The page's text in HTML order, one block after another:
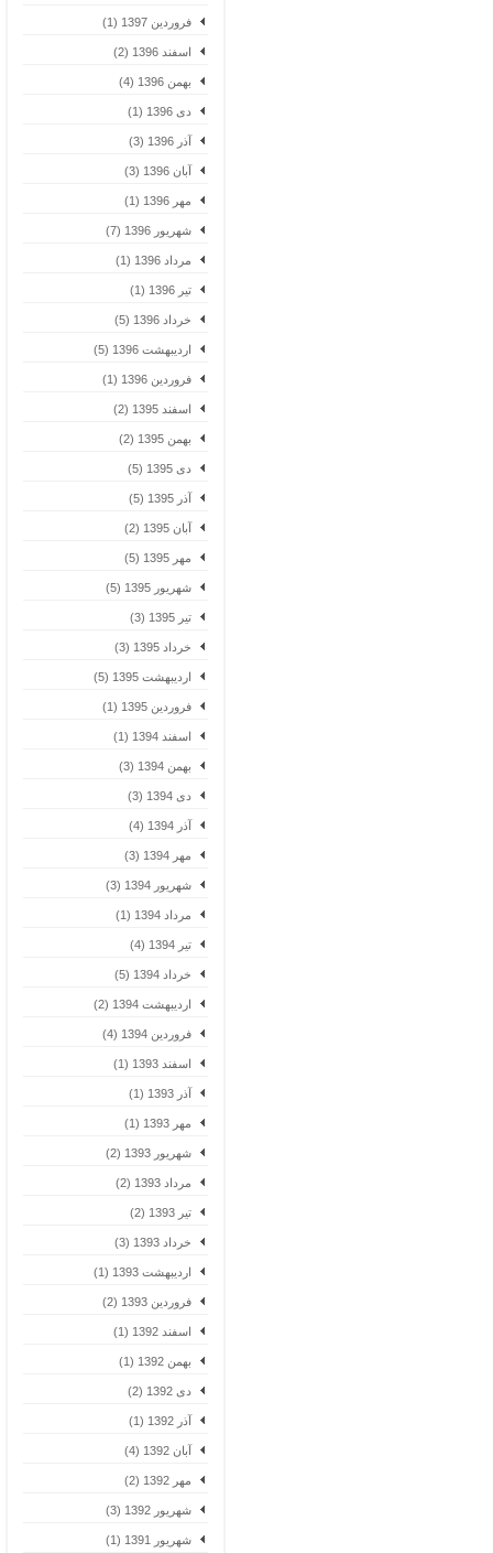
فروردین 1397 (1)
اسفند 1396 (2)
بهمن 1396 (4)
دی 1396 (1)
آذر 1396 (3)
آبان 1396 (3)
مهر 1396 (1)
شهریور 1396 (7)
مرداد 1396 (1)
تیر 1396 (1)
خرداد 1396 (5)
اردیبهشت 1396 (5)
فروردین 1396 (1)
اسفند 1395 (2)
بهمن 1395 (2)
دی 1395 (5)
آذر 1395 (5)
آبان 1395 (2)
مهر 1395 (5)
شهریور 1395 (5)
تیر 1395 (3)
خرداد 1395 (3)
اردیبهشت 1395 (5)
فروردین 1395 (1)
اسفند 1394 (1)
بهمن 1394 (3)
دی 1394 (3)
آذر 1394 (4)
مهر 1394 (3)
شهریور 1394 (3)
مرداد 1394 (1)
تیر 1394 (4)
خرداد 1394 (5)
اردیبهشت 1394 (2)
فروردین 1394 (4)
اسفند 1393 (1)
آذر 1393 (1)
مهر 1393 (1)
شهریور 1393 (2)
مرداد 1393 (2)
تیر 1393 (2)
خرداد 1393 (3)
اردیبهشت 1393 (1)
فروردین 1393 (2)
اسفند 1392 (1)
بهمن 1392 (1)
دی 1392 (2)
آذر 1392 (1)
آبان 1392 (4)
مهر 1392 (2)
شهریور 1392 (3)
شهریور 1391 (1)